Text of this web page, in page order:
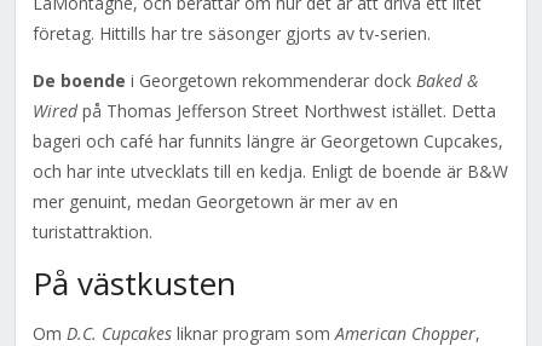
företag. Hittills har tre säsonger gjorts av tv-serien.
De boende i Georgetown rekommenderar dock Baked &
Wiredpå Thomas Jefferson Street Northwest istället. Detta
bageri och café har funnits längre är Georgetown Cupcakes,
och har inte utvecklats till en kedja. Enligt de boende är B&W
mer genuint, medan Georgetown är mer av en
turistattraktion.
På västkusten
Om D.C. Cupcakesliknar program som American Chopper,